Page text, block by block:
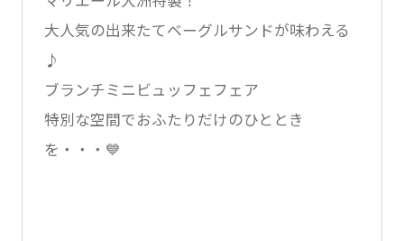
大人気の出来たてベーグルサンドが味わえる
♪
ブランチミニビュッフェフェア
特別な空間でおふたりだけのひととき
を・・・💙